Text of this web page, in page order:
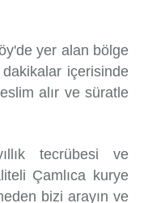
yer alan bölge
içerisinde
alır ve süratle
tecrübesi ve
Çamlıca kurye
bizi arayın ve